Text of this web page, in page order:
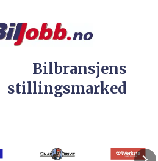
Bilbransjens
stillingsmarked